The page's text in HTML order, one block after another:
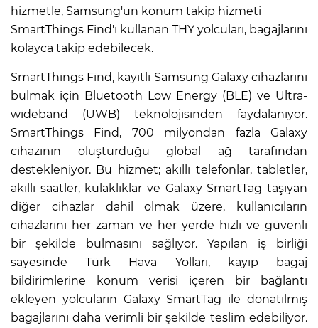
hizmetle, Samsung'un konum takip hizmeti
SmartThings Find'ı kullanan THY yolcuları, bagajlarını
kolayca takip edebilecek.
SmartThings Find, kayıtlı Samsung Galaxy cihazlarını
bulmak için Bluetooth Low Energy (BLE) ve Ultra-
wideband (UWB) teknolojisinden faydalanıyor.
SmartThings Find, 700 milyondan fazla Galaxy
cihazının oluşturduğu global ağ tarafından
destekleniyor. Bu hizmet; akıllı telefonlar, tabletler,
akıllı saatler, kulaklıklar ve Galaxy SmartTag taşıyan
diğer cihazlar dahil olmak üzere, kullanıcıların
cihazlarını her zaman ve her yerde hızlı ve güvenli
bir şekilde bulmasını sağlıyor. Yapılan iş birliği
sayesinde Türk Hava Yolları, kayıp bagaj
bildirimlerine konum verisi içeren bir bağlantı
ekleyen yolcuların Galaxy SmartTag ile donatılmış
bagajlarını daha verimli bir şekilde teslim edebiliyor.